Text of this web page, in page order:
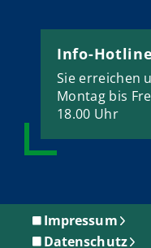
Info-
Sie erreichen
Montag bis
18.00 Uhr
Impressum
Datenschutz